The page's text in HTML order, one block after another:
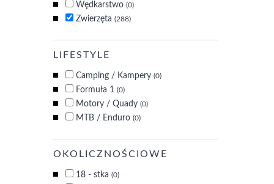
Wędkarstwo (0)
Zwierzęta (288)
LIFESTYLE
Camping / Kampery (0)
Formuła 1 (0)
Motory / Quady (0)
MTB / Enduro (0)
OKOLICZNOŚCIOWE
18 - stka (0)